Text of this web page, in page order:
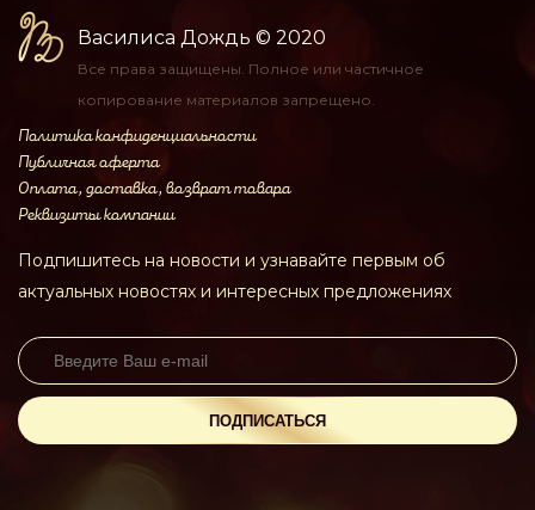
Василиса Дождь © 2020
Все права защищены. Полное или частичное
копирование материалов запрещено.
Политика конфиденциальности
Публичная оферта
Оплата, доставка, возврат товара
Реквизиты компании
Подпишитесь на новости и узнавайте первым об
актуальных новостях и интересных предложениях
ПОДПИСАТЬСЯ